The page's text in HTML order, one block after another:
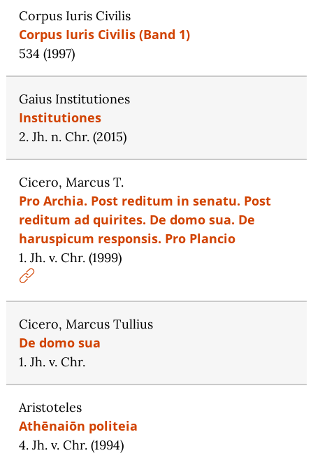
Corpus Iuris Civilis
Corpus Iuris Civilis (Band 1)
534 (1997)
Gaius Institutiones
Institutiones
2. Jh. n. Chr. (2015)
Cicero, Marcus T.
Pro Archia. Post reditum in senatu. Post
reditum ad quirites. De domo sua. De
haruspicum responsis. Pro Plancio
1. Jh. v. Chr. (1999)
Cicero, Marcus Tullius
De domo sua
1. Jh. v. Chr.
Aristoteles
Athēnaiōn politeia
4. Jh. v. Chr. (1994)